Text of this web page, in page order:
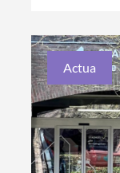
Actua